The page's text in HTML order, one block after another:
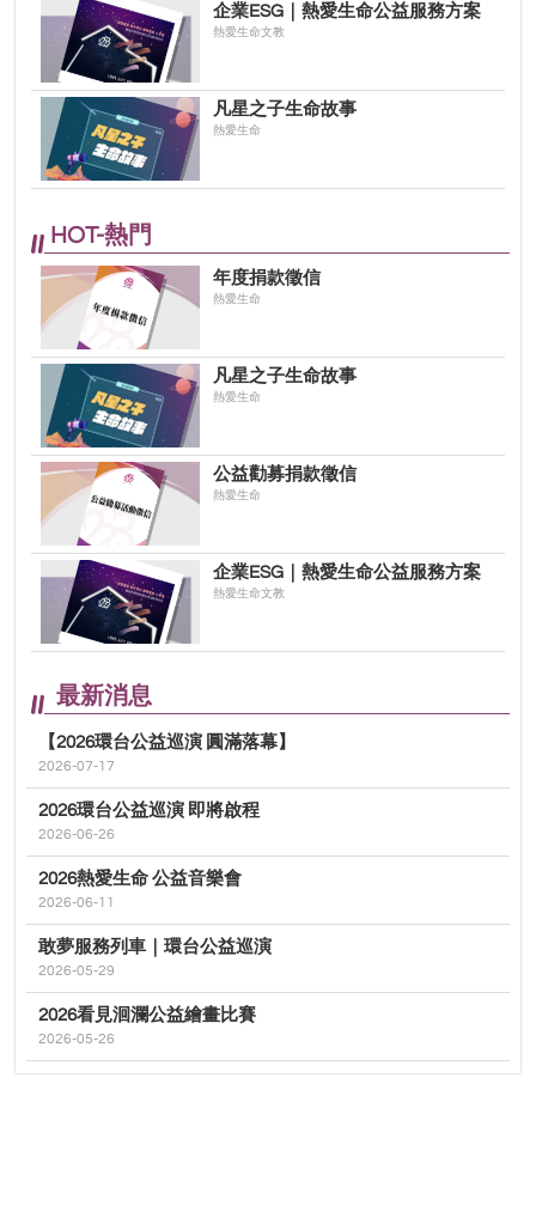
企業ESG｜熱愛生命公益服務方案
熱愛生命文教
凡星之子生命故事
熱愛生命
HOT-熱門
年度捐款徵信
熱愛生命
凡星之子生命故事
熱愛生命
公益勸募捐款徵信
熱愛生命
企業ESG｜熱愛生命公益服務方案
熱愛生命文教
最新消息
【2026環台公益巡演 圓滿落幕】
2026-07-17
2026環台公益巡演 即將啟程
2026-06-26
2026熱愛生命 公益音樂會
2026-06-11
敢夢服務列車｜環台公益巡演
2026-05-29
2026看見洄瀾公益繪畫比賽
2026-05-26